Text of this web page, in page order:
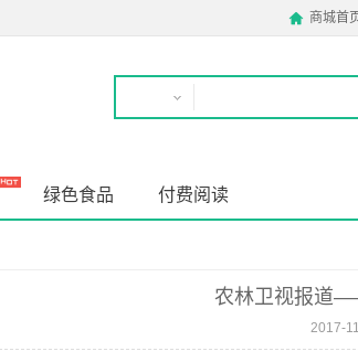
 商城首
绿色食品 付费阅读
农林卫视报道
2017-